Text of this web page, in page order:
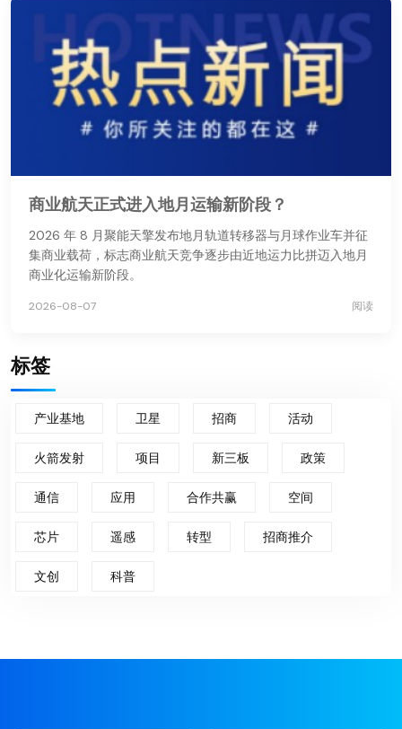
商业航天正式进入地月运输新阶段？
2026 年 8 月聚能天擎发布地月轨道转移器与月球作业车并征
集商业载荷，标志商业航天竞争逐步由近地运力比拼迈入地月
商业化运输新阶段。
2026-08-07 阅读
标签
产业基地 卫星 招商 活动
火箭发射 项目 新三板 政策
通信 应用 合作共赢 空间
芯片 遥感 转型 招商推介
文创 科普